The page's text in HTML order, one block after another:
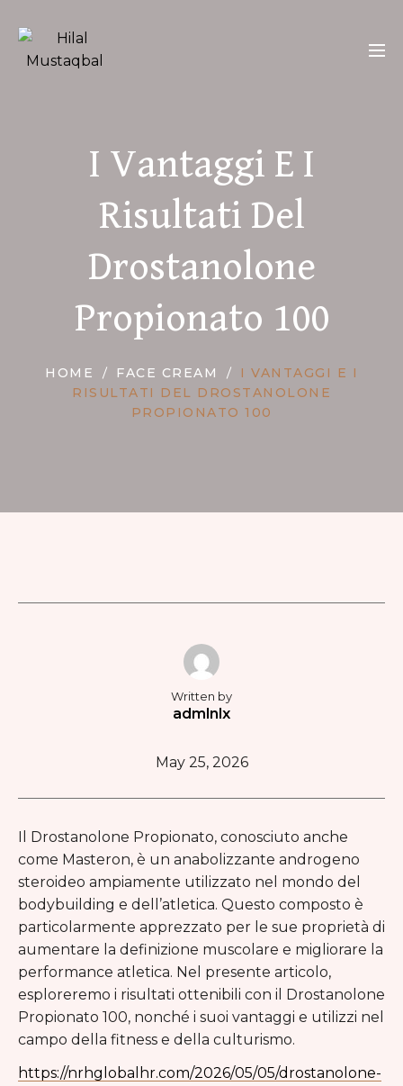
content
I Vantaggi E I
Risultati Del
Drostanolone
Propionato 100
HOME FACE CREAM
I VANTAGGI E I
RISULTATI DEL DROSTANOLONE
PROPIONATO 100
Written by
admlnlx
May 25, 2026
Il Drostanolone Propionato, conosciuto anche
come Masteron, è un anabolizzante androgeno
steroideo ampiamente utilizzato nel mondo del
bodybuilding e dell’atletica. Questo composto è
particolarmente apprezzato per le sue proprietà di
aumentare la definizione muscolare e migliorare la
performance atletica. Nel presente articolo,
esploreremo i risultati ottenibili con il Drostanolone
Propionato 100, nonché i suoi vantaggi e utilizzi nel
campo della fitness e della culturismo.
https://nrhglobalhr.com/2026/05/05/drostanolone-